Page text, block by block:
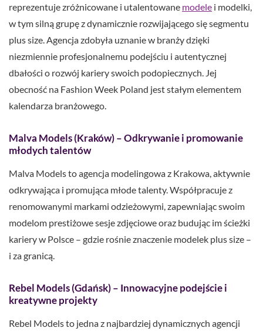
reprezentuje zróżnicowane i utalentowane modele i modelki,
w tym silną grupę z dynamicznie rozwijającego się segmentu
plus size. Agencja zdobyła uznanie w branży dzięki
niezmiennie profesjonalnemu podejściu i autentycznej
dbałości o rozwój kariery swoich podopiecznych. Jej
obecność na Fashion Week Poland jest stałym elementem
kalendarza branżowego.
Malva Models (Kraków) – Odkrywanie i promowanie
młodych talentów
Malva Models to agencja modelingowa z Krakowa, aktywnie
odkrywająca i promująca młode talenty. Współpracuje z
renomowanymi markami odzieżowymi, zapewniając swoim
modelom prestiżowe sesje zdjęciowe oraz budując im ścieżki
kariery w Polsce – gdzie rośnie znaczenie modelek plus size –
i za granicą.
Rebel Models (Gdańsk) – Innowacyjne podejście i
kreatywne projekty
Rebel Models to jedna z najbardziej dynamicznych agencji